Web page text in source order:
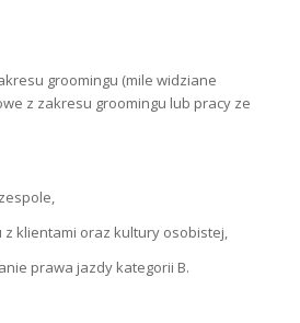
groomingu (mile widziane
z zakresu groomingu lub pracy ze
z klientami oraz kultury osobistej,
prawa jazdy kategorii B.